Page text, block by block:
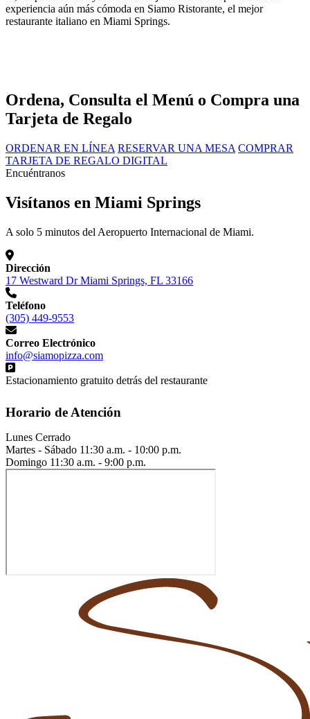
experiencia aún más cómoda en Siamo Ristorante, el mejor
restaurante italiano en Miami Springs.
Ordena, Consulta el Menú o Compra una
Tarjeta de Regalo
ORDENAR EN LÍNEA RESERVAR UNA MESA COMPRAR
TARJETA DE REGALO DIGITAL
Encuéntranos
Visítanos en Miami Springs
A solo 5 minutos del Aeropuerto Internacional de Miami.
Dirección
17 Westward Dr Miami Springs, FL 33166
Teléfono
(305) 449-9553
Correo Electrónico
info@siamopizza.com
Estacionamiento gratuito detrás del restaurante
Horario de Atención
Lunes Cerrado
Martes - Sábado 11:30 a.m. - 10:00 p.m.
Domingo 11:30 a.m. - 9:00 p.m.